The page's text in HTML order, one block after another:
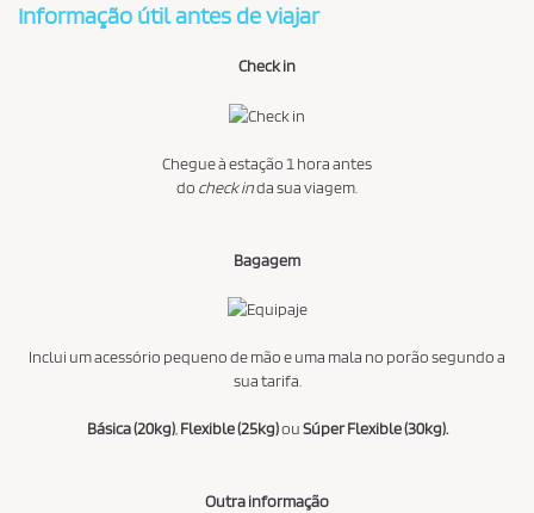
Informação útil antes de viajar
Check in
Chegue à estação 1 hora antes
do check inda sua viagem.
Bagagem
Inclui um acessório pequeno de mão e uma mala no porão segundo a
sua tarifa.
Básica (20kg), Flexible (25kg)ouSúper Flexible (30kg).
Outra informação